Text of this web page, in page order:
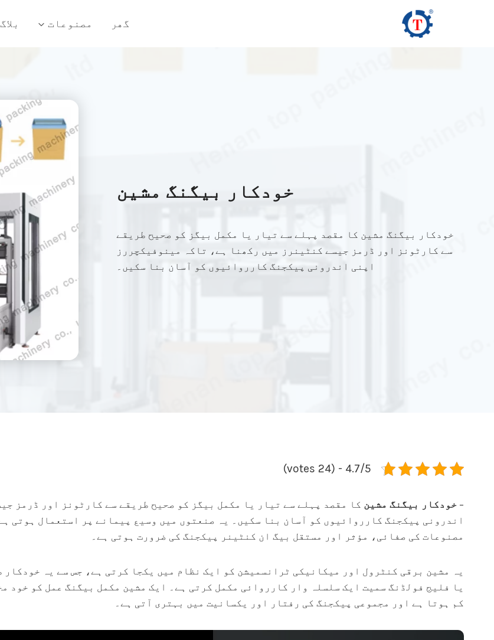
گھر مصنوعات بلاگ
خودکار بیگنگ مشین
خودکار بیگنگ مشین کا مقصد پہلے سے تیار یا مکمل بیگز کو صحیح طریقے
سے کارٹونز اور ڈرمز جیسے کنٹینرز میں رکھنا ہے، تاکہ مینوفیکچررز
اپنی اندرونی پیکجنگ کارروائیوں کو آسان بنا سکیں۔
4.7/5 - (24 votes)
– خودکار بیگنگ مشین کا مقصد پہلے سے تیار یا مکمل بیگز کو صحیح طریقے سے کارٹونز اور ڈرمز
اندرونی پیکجنگ کارروائیوں کو آسان بنا سکیں۔ یہ صنعتوں میں وسیع پیمانے پر استعمال ہوتی
مصنوعات کی صفائی، مؤثر اور مستقل بیگ ان کنٹینر پیکجنگ کی ضرورت ہوتی ہے۔
یہ مشین برقی کنٹرول اور میکانیکی ٹرانسمیشن کو ایک نظام میں یکجا کرتی ہے، جس سے یہ
یا فلیج فولڈنگ سمیت ایک سلسلہ وار کارروائی مکمل کرتی ہے۔ ایک مشین مکمل بیگنگ عمل کو خود
کم ہوتا ہے اور مجموعی پیکجنگ کی رفتار اور یکسانیت میں بہتری آتی ہے۔